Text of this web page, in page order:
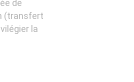
de
(transfert
la